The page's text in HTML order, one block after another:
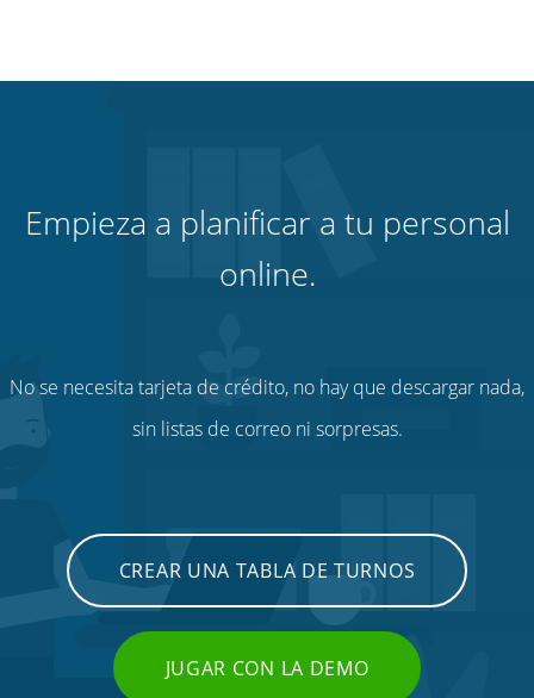
Empieza a planificar a tu personal
online.
No se necesita tarjeta de crédito, no hay que descargar nada,
sin listas de correo ni sorpresas.
CREAR UNA TABLA DE TURNOS
JUGAR CON LA DEMO